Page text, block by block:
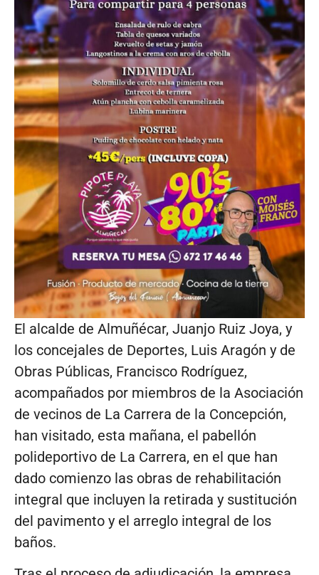
El alcalde de Almuñécar, Juanjo Ruiz Joya, y
los concejales de Deportes, Luis Aragón y de
Obras Públicas, Francisco Rodríguez,
acompañados por miembros de la Asociación
de vecinos de La Carrera de la Concepción,
han visitado, esta mañana, el pabellón
polideportivo de La Carrera, en el que han
dado comienzo las obras de rehabilitación
integral que incluyen la retirada y sustitución
del pavimento y el arreglo integral de los
baños.